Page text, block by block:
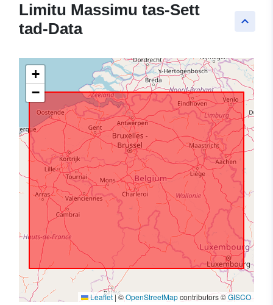
keyboard_arrow_up
Limitu Massimu tas-Sett
tad-Data
+
−
Leaflet|©OpenStreetMapcontributors ©GISCO